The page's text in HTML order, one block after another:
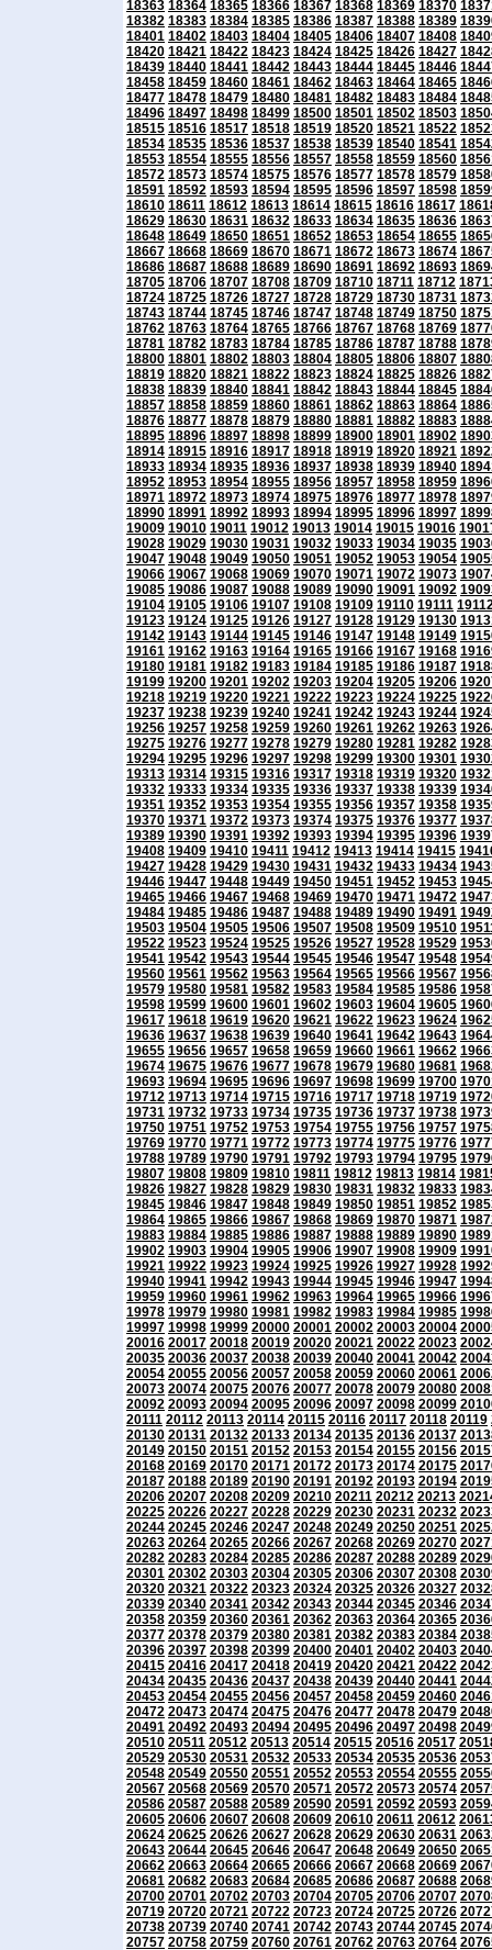
18363 18364 18365 18366 18367 18368 18369 18370
18382 18383 18384 18385 18386 18387 18388 18389
18401 18402 18403 18404 18405 18406 18407 18408
18420 18421 18422 18423 18424 18425 18426 18427
18439 18440 18441 18442 18443 18444 18445 18446
18458 18459 18460 18461 18462 18463 18464 18465
18477 18478 18479 18480 18481 18482 18483 18484
18496 18497 18498 18499 18500 18501 18502 18503
18515 18516 18517 18518 18519 18520 18521 18522
18534 18535 18536 18537 18538 18539 18540 18541
18553 18554 18555 18556 18557 18558 18559 18560
18572 18573 18574 18575 18576 18577 18578 18579
18591 18592 18593 18594 18595 18596 18597 18598
18610 18611 18612 18613 18614 18615 18616 18617
18629 18630 18631 18632 18633 18634 18635 18636
18648 18649 18650 18651 18652 18653 18654 18655
18667 18668 18669 18670 18671 18672 18673 18674
18686 18687 18688 18689 18690 18691 18692 18693
18705 18706 18707 18708 18709 18710 18711 18712
18724 18725 18726 18727 18728 18729 18730 18731
18743 18744 18745 18746 18747 18748 18749 18750
18762 18763 18764 18765 18766 18767 18768 18769
18781 18782 18783 18784 18785 18786 18787 18788
18800 18801 18802 18803 18804 18805 18806 18807
18819 18820 18821 18822 18823 18824 18825 18826
18838 18839 18840 18841 18842 18843 18844 18845
18857 18858 18859 18860 18861 18862 18863 18864
18876 18877 18878 18879 18880 18881 18882 18883
18895 18896 18897 18898 18899 18900 18901 18902
18914 18915 18916 18917 18918 18919 18920 18921
18933 18934 18935 18936 18937 18938 18939 18940
18952 18953 18954 18955 18956 18957 18958 18959
18971 18972 18973 18974 18975 18976 18977 18978
18990 18991 18992 18993 18994 18995 18996 18997
19009 19010 19011 19012 19013 19014 19015 19016
19028 19029 19030 19031 19032 19033 19034 19035
19047 19048 19049 19050 19051 19052 19053 19054
19066 19067 19068 19069 19070 19071 19072 19073
19085 19086 19087 19088 19089 19090 19091 19092
19104 19105 19106 19107 19108 19109 19110 19111
19123 19124 19125 19126 19127 19128 19129 19130
19142 19143 19144 19145 19146 19147 19148 19149
19161 19162 19163 19164 19165 19166 19167 19168
19180 19181 19182 19183 19184 19185 19186 19187
19199 19200 19201 19202 19203 19204 19205 19206
19218 19219 19220 19221 19222 19223 19224 19225
19237 19238 19239 19240 19241 19242 19243 19244
19256 19257 19258 19259 19260 19261 19262 19263
19275 19276 19277 19278 19279 19280 19281 19282
19294 19295 19296 19297 19298 19299 19300 19301
19313 19314 19315 19316 19317 19318 19319 19320
19332 19333 19334 19335 19336 19337 19338 19339
19351 19352 19353 19354 19355 19356 19357 19358
19370 19371 19372 19373 19374 19375 19376 19377
19389 19390 19391 19392 19393 19394 19395 19396
19408 19409 19410 19411 19412 19413 19414 19415
19427 19428 19429 19430 19431 19432 19433 19434
19446 19447 19448 19449 19450 19451 19452 19453
19465 19466 19467 19468 19469 19470 19471 19472
19484 19485 19486 19487 19488 19489 19490 19491
19503 19504 19505 19506 19507 19508 19509 19510
19522 19523 19524 19525 19526 19527 19528 19529
19541 19542 19543 19544 19545 19546 19547 19548
19560 19561 19562 19563 19564 19565 19566 19567
19579 19580 19581 19582 19583 19584 19585 19586
19598 19599 19600 19601 19602 19603 19604 19605
19617 19618 19619 19620 19621 19622 19623 19624
19636 19637 19638 19639 19640 19641 19642 19643
19655 19656 19657 19658 19659 19660 19661 19662
19674 19675 19676 19677 19678 19679 19680 19681
19693 19694 19695 19696 19697 19698 19699 19700
19712 19713 19714 19715 19716 19717 19718 19719
19731 19732 19733 19734 19735 19736 19737 19738
19750 19751 19752 19753 19754 19755 19756 19757
19769 19770 19771 19772 19773 19774 19775 19776
19788 19789 19790 19791 19792 19793 19794 19795
19807 19808 19809 19810 19811 19812 19813 19814
19826 19827 19828 19829 19830 19831 19832 19833
19845 19846 19847 19848 19849 19850 19851 19852
19864 19865 19866 19867 19868 19869 19870 19871
19883 19884 19885 19886 19887 19888 19889 19890
19902 19903 19904 19905 19906 19907 19908 19909
19921 19922 19923 19924 19925 19926 19927 19928
19940 19941 19942 19943 19944 19945 19946 19947
19959 19960 19961 19962 19963 19964 19965 19966
19978 19979 19980 19981 19982 19983 19984 19985
19997 19998 19999 20000 20001 20002 20003 20004
20016 20017 20018 20019 20020 20021 20022 20023
20035 20036 20037 20038 20039 20040 20041 20042
20054 20055 20056 20057 20058 20059 20060 20061
20073 20074 20075 20076 20077 20078 20079 20080
20092 20093 20094 20095 20096 20097 20098 20099
20111 20112 20113 20114 20115 20116 20117 20118 20119
20130 20131 20132 20133 20134 20135 20136 20137
20149 20150 20151 20152 20153 20154 20155 20156
20168 20169 20170 20171 20172 20173 20174 20175
20187 20188 20189 20190 20191 20192 20193 20194
20206 20207 20208 20209 20210 20211 20212 20213
20225 20226 20227 20228 20229 20230 20231 20232
20244 20245 20246 20247 20248 20249 20250 20251
20263 20264 20265 20266 20267 20268 20269 20270
20282 20283 20284 20285 20286 20287 20288 20289
20301 20302 20303 20304 20305 20306 20307 20308
20320 20321 20322 20323 20324 20325 20326 20327
20339 20340 20341 20342 20343 20344 20345 20346
20358 20359 20360 20361 20362 20363 20364 20365
20377 20378 20379 20380 20381 20382 20383 20384
20396 20397 20398 20399 20400 20401 20402 20403
20415 20416 20417 20418 20419 20420 20421 20422
20434 20435 20436 20437 20438 20439 20440 20441
20453 20454 20455 20456 20457 20458 20459 20460
20472 20473 20474 20475 20476 20477 20478 20479
20491 20492 20493 20494 20495 20496 20497 20498
20510 20511 20512 20513 20514 20515 20516 20517
20529 20530 20531 20532 20533 20534 20535 20536
20548 20549 20550 20551 20552 20553 20554 20555
20567 20568 20569 20570 20571 20572 20573 20574
20586 20587 20588 20589 20590 20591 20592 20593
20605 20606 20607 20608 20609 20610 20611 20612
20624 20625 20626 20627 20628 20629 20630 20631
20643 20644 20645 20646 20647 20648 20649 20650
20662 20663 20664 20665 20666 20667 20668 20669
20681 20682 20683 20684 20685 20686 20687 20688
20700 20701 20702 20703 20704 20705 20706 20707
20719 20720 20721 20722 20723 20724 20725 20726
20738 20739 20740 20741 20742 20743 20744 20745
20757 20758 20759 20760 20761 20762 20763 20764